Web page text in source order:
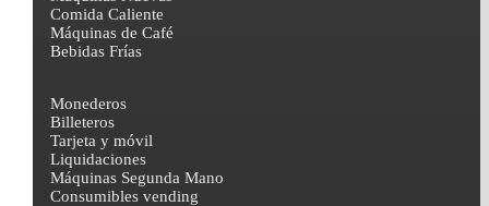
Comida Caliente
Máquinas de Café
Bebidas Frías
Monederos
Billeteros
Tarjeta y móvil
Liquidaciones
Máquinas Segunda Mano
Consumibles vending